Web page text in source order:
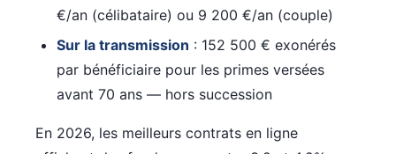
€/an (célibataire) ou 9 200 €/an (couple)
Sur la transmission : 152 500 € exonérés
par bénéficiaire pour les primes versées
avant 70 ans — hors succession
En 2026, les meilleurs contrats en ligne